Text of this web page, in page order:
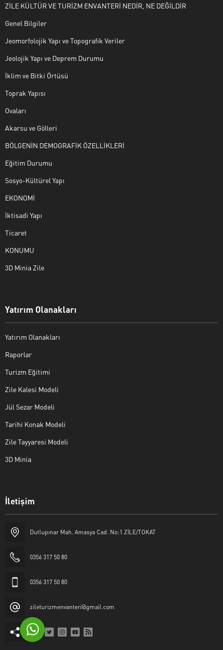
ZİLE KÜLTÜR VE TURİZM ENVANTERİ NEDİR, NE DEĞİLDİR
Genel Bilgiler
Jeomorfolojik Yapı ve Topografik Veriler
Jeolojik Yapı ve Deprem Durumu
İklim ve Bitki Örtüsü
Toprak Yapısı
Ovaları
Akarsu ve Gölleri
BÖLGENİN DEMOGRAFİK ÖZELLİKLERİ
Eğitim Durumu
Sosyo-Kültürel Yapı
EKONOMİ
İktisadi Yapı
Ticaret
KONUMU
3D Minia Zile
Yatırım Olanakları
Yatırım Olanakları
Raporlar
Turizm Eğitimi
Zile Kalesi Modeli
Jül Sezar Modeli
Tarihi Konak Modeli
Zile Tayyaresi Modeli
3D Minia
İletişim
Dutlupınar Mah. Amasya Cad. No:1 ZİLE/TOKAT
0356 317 50 80
0356 317 50 80
zileturizmenvanteri@gmail.com